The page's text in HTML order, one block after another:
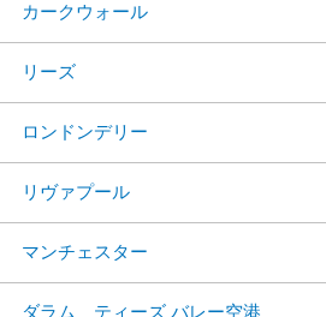
カークウォール
リーズ
ロンドンデリー
リヴァプール
マンチェスター
ダラム ティーズ バレー空港